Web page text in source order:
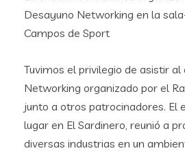
Desayuno Networking en la
Campos de Sport
Tuvimos el privilegio de asistir
Networking organizado por el
junto a otros patrocinadores. El
lugar en El Sardinero, reunió a
diversas industrias en un